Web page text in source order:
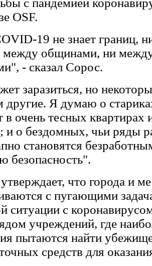
OSF.
19 не знает границ,
между общинами, ни
- сказал Сорос.
заразиться, но
другие. Я думаю о
в очень тесных квартирах
и о бездомных, чьи ряды
становятся
безопасность".
что города и
с пугающими
ситуации с
учреждений, где
пытаются найти
средств для